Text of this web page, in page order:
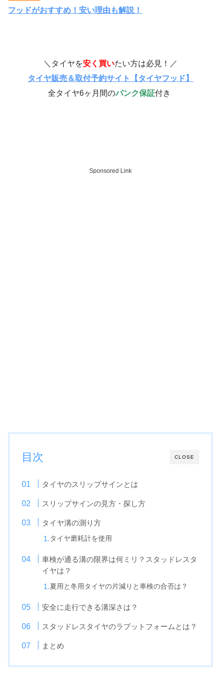
フッドがおすすめ！安い理由も解説！
＼タイヤを安く買いたい方は必見！／
タイヤ販売＆取付予約サイト【タイヤフッド】
全タイヤ6ヶ月間のパンク保証付き
Sponsored Link
CLOSE
目次
タイヤのスリップサインとは
スリップサインの見方・探し方
タイヤ溝の測り方
タイヤ磨耗計を使用
車検が通る溝の限界は何ミリ？スタッドレスタ
イヤは？
夏用と冬用タイヤの片減りと車検の合否は？
安全に走行できる溝深さは？
スタッドレスタイヤのラプットフォームとは？
まとめ